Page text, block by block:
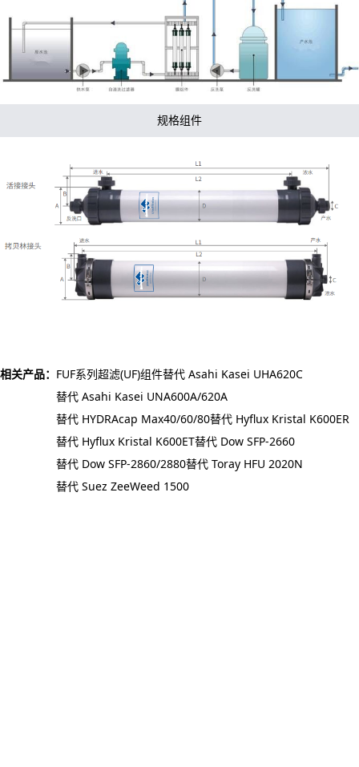
规格组件
相关产品： FUF系列超滤(UF)组件替代 Asahi Kasei UHA620C
替代 Asahi Kasei UNA600A/620A
替代 HYDRAcap Max40/60/80替代 Hyflux Kristal K600ER
替代 Hyflux Kristal K600ET替代 Dow SFP-2660
替代 Dow SFP-2860/2880替代 Toray HFU 2020N
替代 Suez ZeeWeed 1500